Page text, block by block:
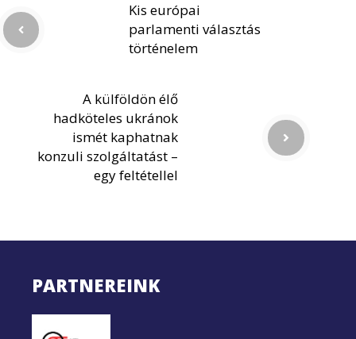
Kis európai
parlamenti választás
történelem
A külföldön élő
hadköteles ukránok
ismét kaphatnak
konzuli szolgáltatást –
egy feltétellel
PARTNEREINK